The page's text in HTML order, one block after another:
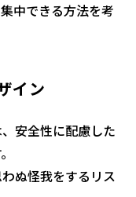
中できる方法を考
イン
安全性に配慮した
ぬ怪我をするリス